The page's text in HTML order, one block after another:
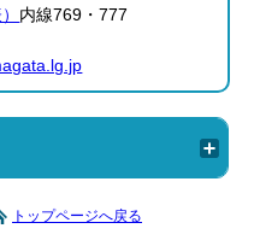
内線769・777
トップページへ戻る